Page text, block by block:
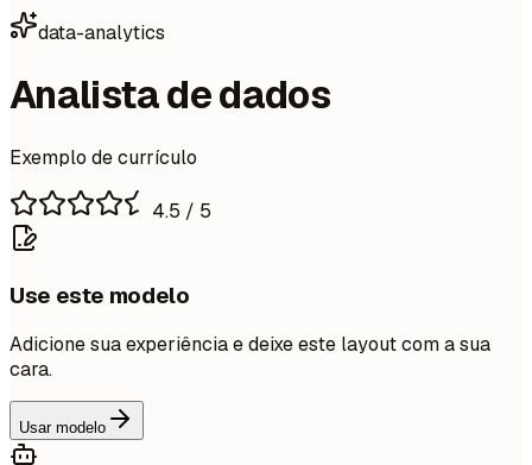
data-analytics
Analista de dados
Exemplo de currículo
4.5 / 5
Use este modelo
Adicione sua experiência e deixe este layout com a sua
cara.
Usar modelo